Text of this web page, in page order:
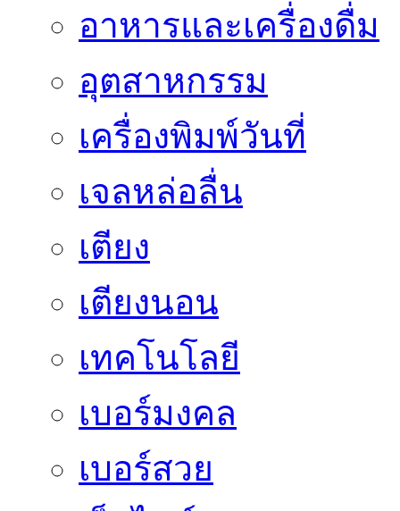
อาหารและเครื่องดื่ม
อุตสาหกรรม
เครื่องพิมพ์วันที่
เจลหล่อลื่น
เตียง
เตียงนอน
เทคโนโลยี
เบอร์มงคล
เบอร์สวย